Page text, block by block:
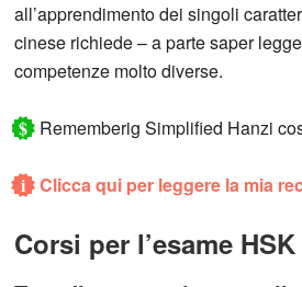
all’apprendimento dei singoli
cinese richiede – a parte saper
competenze molto diverse.
$ Rememberig Simplified Hanzi
i Clicca qui per leggere la mia
Corsi per l’esame HSK